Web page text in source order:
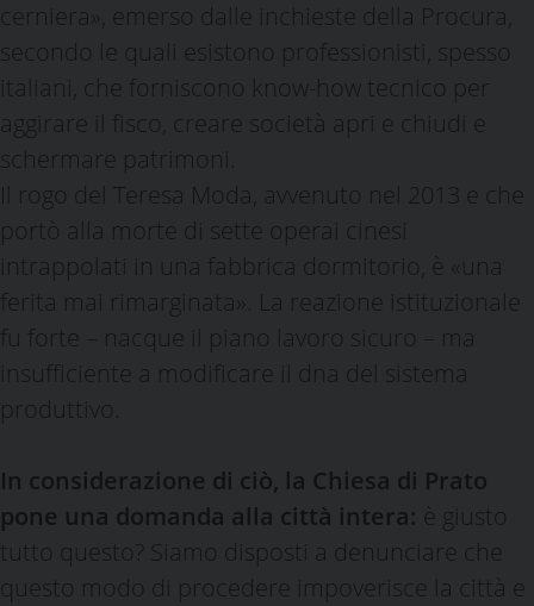
cerniera», emerso dalle inchieste della Procura,
secondo le quali esistono professionisti, spesso
italiani, che forniscono know-how tecnico per
aggirare il fisco, creare società apri e chiudi e
schermare patrimoni.
Il rogo del Teresa Moda, avvenuto nel 2013 e che
portò alla morte di sette operai cinesi
intrappolati in una fabbrica dormitorio, è «una
ferita mai rimarginata». La reazione istituzionale
fu forte – nacque il piano lavoro sicuro – ma
insufficiente a modificare il dna del sistema
produttivo.
In considerazione di ciò, la Chiesa di Prato
pone una domanda alla città intera: è giusto
tutto questo? Siamo disposti a denunciare che
questo modo di procedere impoverisce la città e